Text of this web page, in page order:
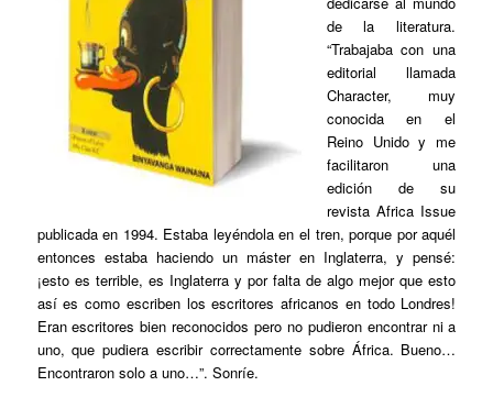
de la literatura.
“Trabajaba con una
editorial llamada
Character, muy
conocida en el
Reino Unido y me
facilitaron una
edición de su
revista Africa Issue
publicada en 1994. Estaba leyéndola en el tren, porque por aquél
entonces estaba haciendo un máster en Inglaterra, y pensé:
¡esto es terrible, es Inglaterra y por falta de algo mejor que esto
así es como escriben los escritores africanos en todo Londres!
Eran escritores bien reconocidos pero no pudieron encontrar ni a
uno, que pudiera escribir correctamente sobre África. Bueno…
Encontraron solo a uno…”. Sonríe.